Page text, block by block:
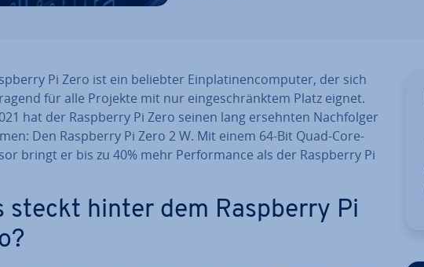
Pi Zero ist ein beliebter Ein­pla­ti­nen­com­pu­ter, der sich
für alle Projekte mit nur ein­ge­schränk­tem Platz eignet.
hat der Raspberry Pi Zero seinen lang ersehnten Nach­fol­ger
Den Raspberry Pi Zero 2 W. Mit einem 64-Bit Quad-Core-
bringt er bis zu 40% mehr Per­for­mance als der Raspberry Pi
steckt hinter dem Raspberry Pi